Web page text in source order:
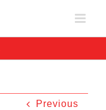
Previous